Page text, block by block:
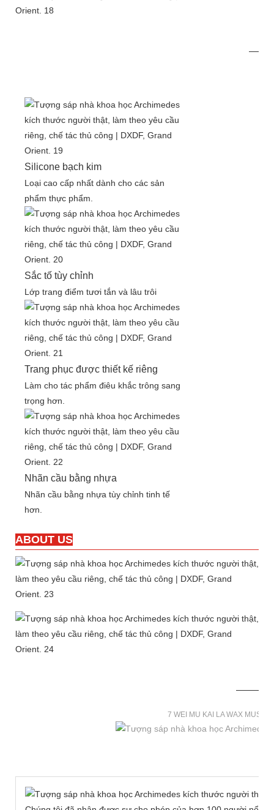
Silicone bạch kim
Loại cao cấp nhất dành cho các sản
phẩm thực phẩm.
Sắc tố tùy chỉnh
Lớp trang điểm tươi tắn và lâu trôi
Trang phục được thiết kế riêng
Làm cho tác phẩm điêu khắc trông sang
trọng hơn.
Nhãn cầu bằng nhựa
Nhãn cầu bằng nhựa tùy chỉnh tinh tế
hơn.
ABOUT US
7 WEI MU KAI LA WAX